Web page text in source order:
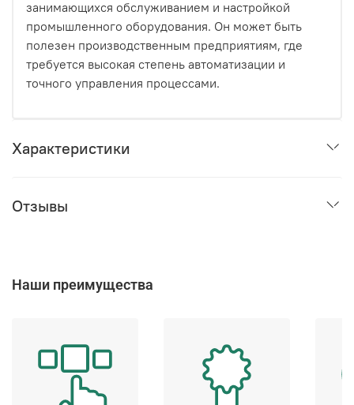
занимающихся обслуживанием и настройкой
промышленного оборудования. Он может быть
полезен производственным предприятиям, где
требуется высокая степень автоматизации и
точного управления процессами.
Характеристики
Отзывы
Наши преимущества